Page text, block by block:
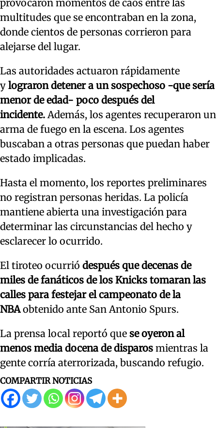
provocaron momentos de caos entre las
multitudes que se encontraban en la zona,
donde cientos de personas corrieron para
alejarse del lugar.
Las autoridades actuaron rápidamente
y lograron detener a un sospechoso -que sería
menor de edad- poco después del
incidente.Además, los agentes recuperaron un
arma de fuego en la escena. Los agentes
buscaban a otras personas que puedan haber
estado implicadas.
Hasta el momento, los reportes preliminares
no registran personas heridas. La policía
mantiene abierta una investigación para
determinar las circunstancias del hecho y
esclarecer lo ocurrido.
El tiroteo ocurrió después que decenas de
miles de fanáticos de los Knicks tomaran las
calles para festejar el campeonato de la
NBAobtenido ante San Antonio Spurs.
La prensa local reportó que se oyeron al
menos media docena de disparos mientras la
gente corría aterrorizada, buscando refugio.
COMPARTIR NOTICIAS